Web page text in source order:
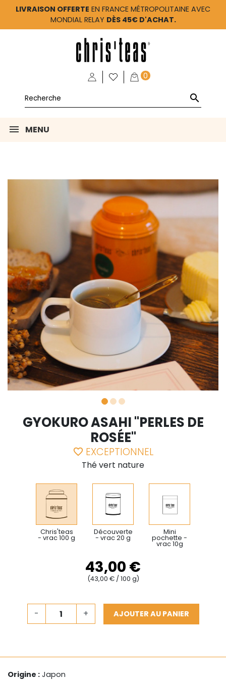
LIVRAISON OFFERTE EN FRANCE MÉTROPOLITAINE AVEC
MONDIAL RELAY DÈS 45€ D'ACHAT.
0

MENU
GYOKURO ASAHI "PERLES DE
ROSÉE"
favorite_border EXCEPTIONNEL
Thé vert nature
Chris'teas
- vrac 100 g
Découverte
- vrac 20 g
Mini
pochette -
vrac 10g
43,00 €
(43,00 € / 100 g)
- + AJOUTER AU PANIER
Origine : Japon